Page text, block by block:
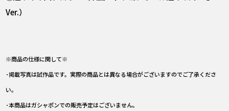
Ver.）
※商品の仕様に関して※
･掲載写真は試作品です。実際の商品とは異なる場合がございますのでご了承くださ
い。
･本商品はガシャポンでの販売予定はございません。